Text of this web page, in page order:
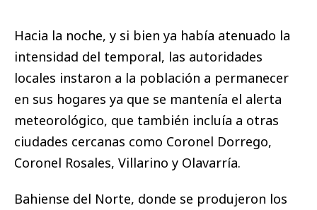
Hacia la noche, y si bien ya había atenuado la
intensidad del temporal, las autoridades
locales instaron a la población a permanecer
en sus hogares ya que se mantenía el alerta
meteorológico, que también incluía a otras
ciudades cercanas como Coronel Dorrego,
Coronel Rosales, Villarino y Olavarría.
Bahiense del Norte, donde se produjeron los